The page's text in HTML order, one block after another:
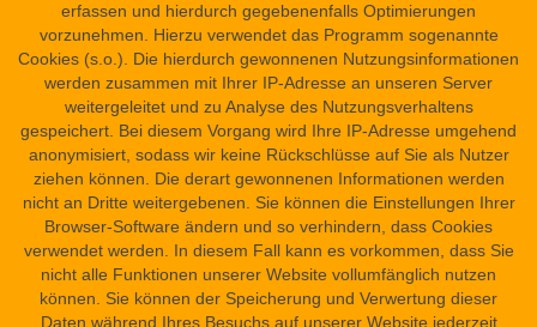
Inventory number: Suppl. 4310
Find spot
Asyut to First Cataract » Between Asyut and Abydos » East Bank
» Qaw el-Kebir
Date
Era and Dynasty Dates » Pharaonic Period » Middle Kingdom »
12th Dynasty
Text type
erfassen und hierdurch gegebenenfalls Optimierungen
vorzunehmen. Hierzu verwendet das Programm sogenannte
Cookies (s.o.). Die hierdurch gewonnenen Nutzungsinformationen
werden zusammen mit Ihrer IP-Adresse an unseren Server
weitergeleitet und zu Analyse des Nutzungsverhaltens
gespeichert. Bei diesem Vorgang wird Ihre IP-Adresse umgehend
anonymisiert, sodass wir keine Rückschlüsse auf Sie als Nutzer
ziehen können. Die derart gewonnenen Informationen werden
nicht an Dritte weitergebenen. Sie können die Einstellungen Ihrer
Browser-Software ändern und so verhindern, dass Cookies
verwendet werden. In diesem Fall kann es vorkommen, dass Sie
nicht alle Funktionen unserer Website vollumfänglich nutzen
können. Sie können der Speicherung und Verwertung dieser
Daten während Ihres Besuchs auf unserer Website jederzeit
Citation notice
Dr. Katharina Stegbauer, Dr. Peter Dils:Anonymous inner(?) coffin,
K1T. In: Science in Ancient Egypt. URL:https://sae.saw-
leipzig.de/en/documents/anonymous-inner-coffin-k1t?version=49
Versioning
This is the newest version (#49: Apr 09, 2024 11:49 AM).
Other versions